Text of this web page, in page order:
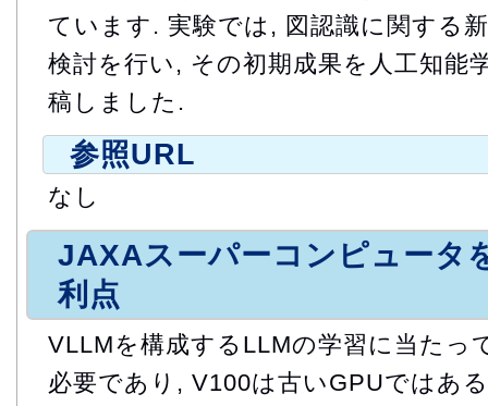
ています. 実験では, 図認識に関する
検討を行い, その初期成果を人工知能
稿しました.
参照URL
なし
JAXAスーパーコンピュータ
利点
VLLMを構成するLLMの学習に当たっ
必要であり, V100は古いGPUではあ